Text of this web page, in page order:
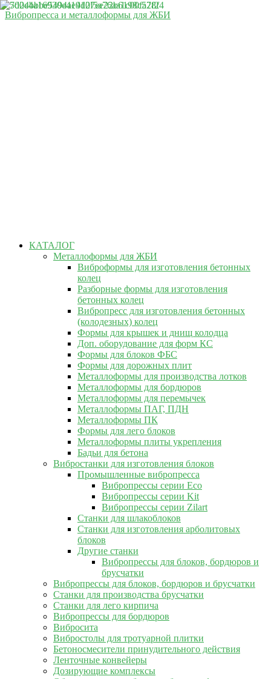
Вибропресса и металлоформы для ЖБИ
КАТАЛОГ
Металлоформы для ЖБИ
Виброформы для изготовления бетонных
колец
Разборные формы для изготовления
бетонных колец
Вибропресс для изготовления бетонных
(колодезных) колец
Формы для крышек и днищ колодца
Доп. оборудование для форм КС
Формы для блоков ФБС
Формы для дорожных плит
Металлоформы для производства лотков
Металлоформы для бордюров
Металлоформы для перемычек
Металлоформы ПАГ, ПДН
Металлоформы ПК
Формы для лего блоков
Металлоформы плиты укрепления
Бадьи для бетона
Вибростанки для изготовления блоков
Промышленные вибропресса
Вибропрессы серии Eco
Вибропрессы серии Kit
Вибропрессы серии Zilart
Станки для шлакоблоков
Станки для изготовления арболитовых
блоков
Другие станки
Вибропрессы для блоков, бордюров и
брусчатки
Вибропрессы для блоков, бордюров и брусчатки
Станки для производства брусчатки
Станки для лего кирпича
Вибропрессы для бордюров
Вибросита
Вибростолы для тротуарной плитки
Бетоносмесители принудительного действия
Ленточные конвейеры
Дозирующие комплексы